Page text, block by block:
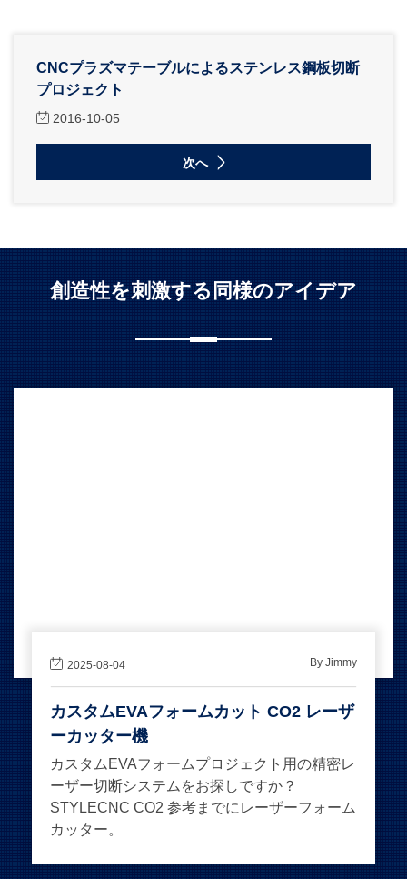
CNCプラズマテーブルによるステンレス鋼板切断
プロジェクト
2016-10-05
次へ
創造性を刺激する同様のアイデア
2025-08-04 By Jimmy
カスタムEVAフォームカット CO2 レーザ
ーカッター機
カスタムEVAフォームプロジェクト用の精密レ
ーザー切断システムをお探しですか？
STYLECNC CO2 参考までにレーザーフォーム
カッター。